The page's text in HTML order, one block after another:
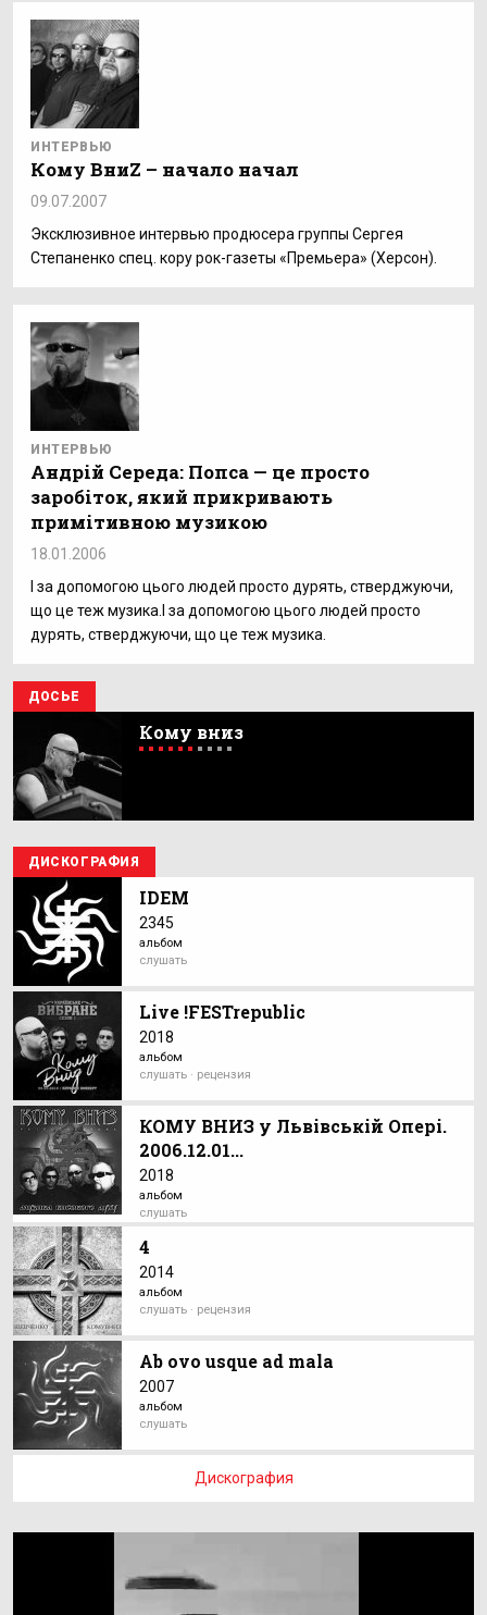
ИНТЕРВЬЮ
Кому ВниZ – начало начал
09.07.2007
Эксклюзивное интервью продюсера группы Сергея
Степаненко спец. кору рок-газеты «Премьера» (Херсон).
ИНТЕРВЬЮ
Андрій Середа: Попса — це просто
заробіток, який прикривають
примітивною музикою
18.01.2006
І за допомогою цього людей просто дурять, стверджуючи,
що це теж музика.І за допомогою цього людей просто
дурять, стверджуючи, що це теж музика.
ДОСЬЕ
Кому вниз
ДИСКОГРАФИЯ
IDEM
2345
альбом
слушать
Live !FESTrepublic
2018
альбом
слушать · рецензия
КОМУ ВНИЗ у Львівській Опері.
2006.12.01...
2018
альбом
слушать
4
2014
альбом
слушать · рецензия
Ab ovo usque ad mala
2007
альбом
слушать
Дискография